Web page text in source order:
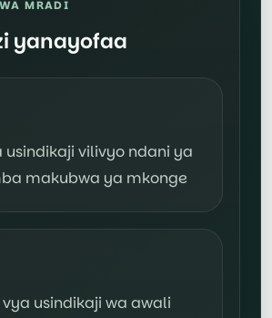
MRADI
yanayofaa
usindikaji vilivyo ndani ya
makubwa ya mkonge
usindikaji wa awali